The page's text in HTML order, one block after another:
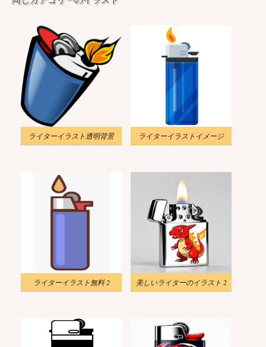
ライターイラスト透明背景 ライターイラストイメージ
ライターイラスト無料 2 美しいライターのイラスト 2